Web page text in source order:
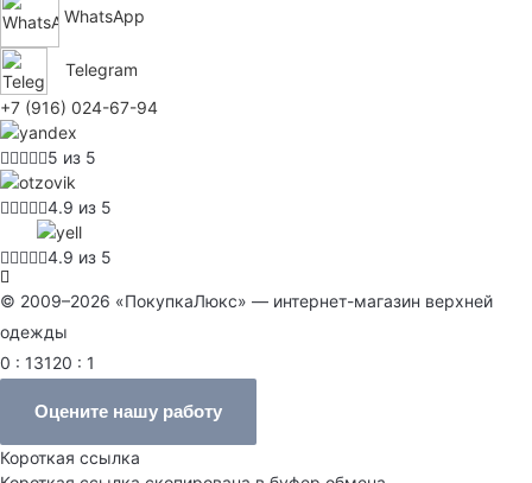
WhatsApp
Telegram
+7 (916) 024-67-94
5 из 5
4.9 из 5
4.9 из 5
© 2009–2026 «ПокупкаЛюкс» — интернет-магазин верхней
одежды
0 : 13120 : 1
Оцените нашу работу
Короткая ссылка